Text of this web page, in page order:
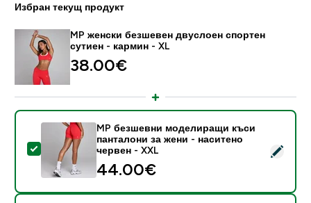
Избран текущ продукт
MP женски безшевен двуслоен спортен
сутиен - кармин - XL
38.00€‎
Select this product - MP безшевни моделиращи
MP безшевни моделиращи къси
панталони за жени - наситено
червен - XXL
44.00€‎